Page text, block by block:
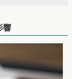
響